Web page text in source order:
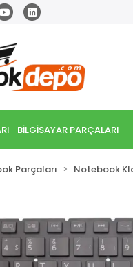
BİLGİSAYAR PARÇALARI
Parçaları Notebook